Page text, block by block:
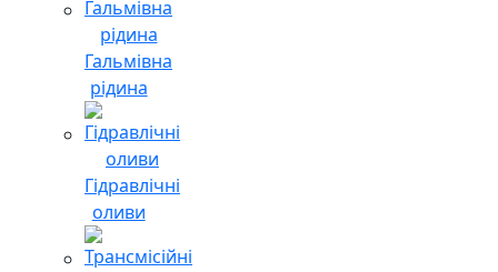
Гальмівна
рідина
Гідравлічні
оливи